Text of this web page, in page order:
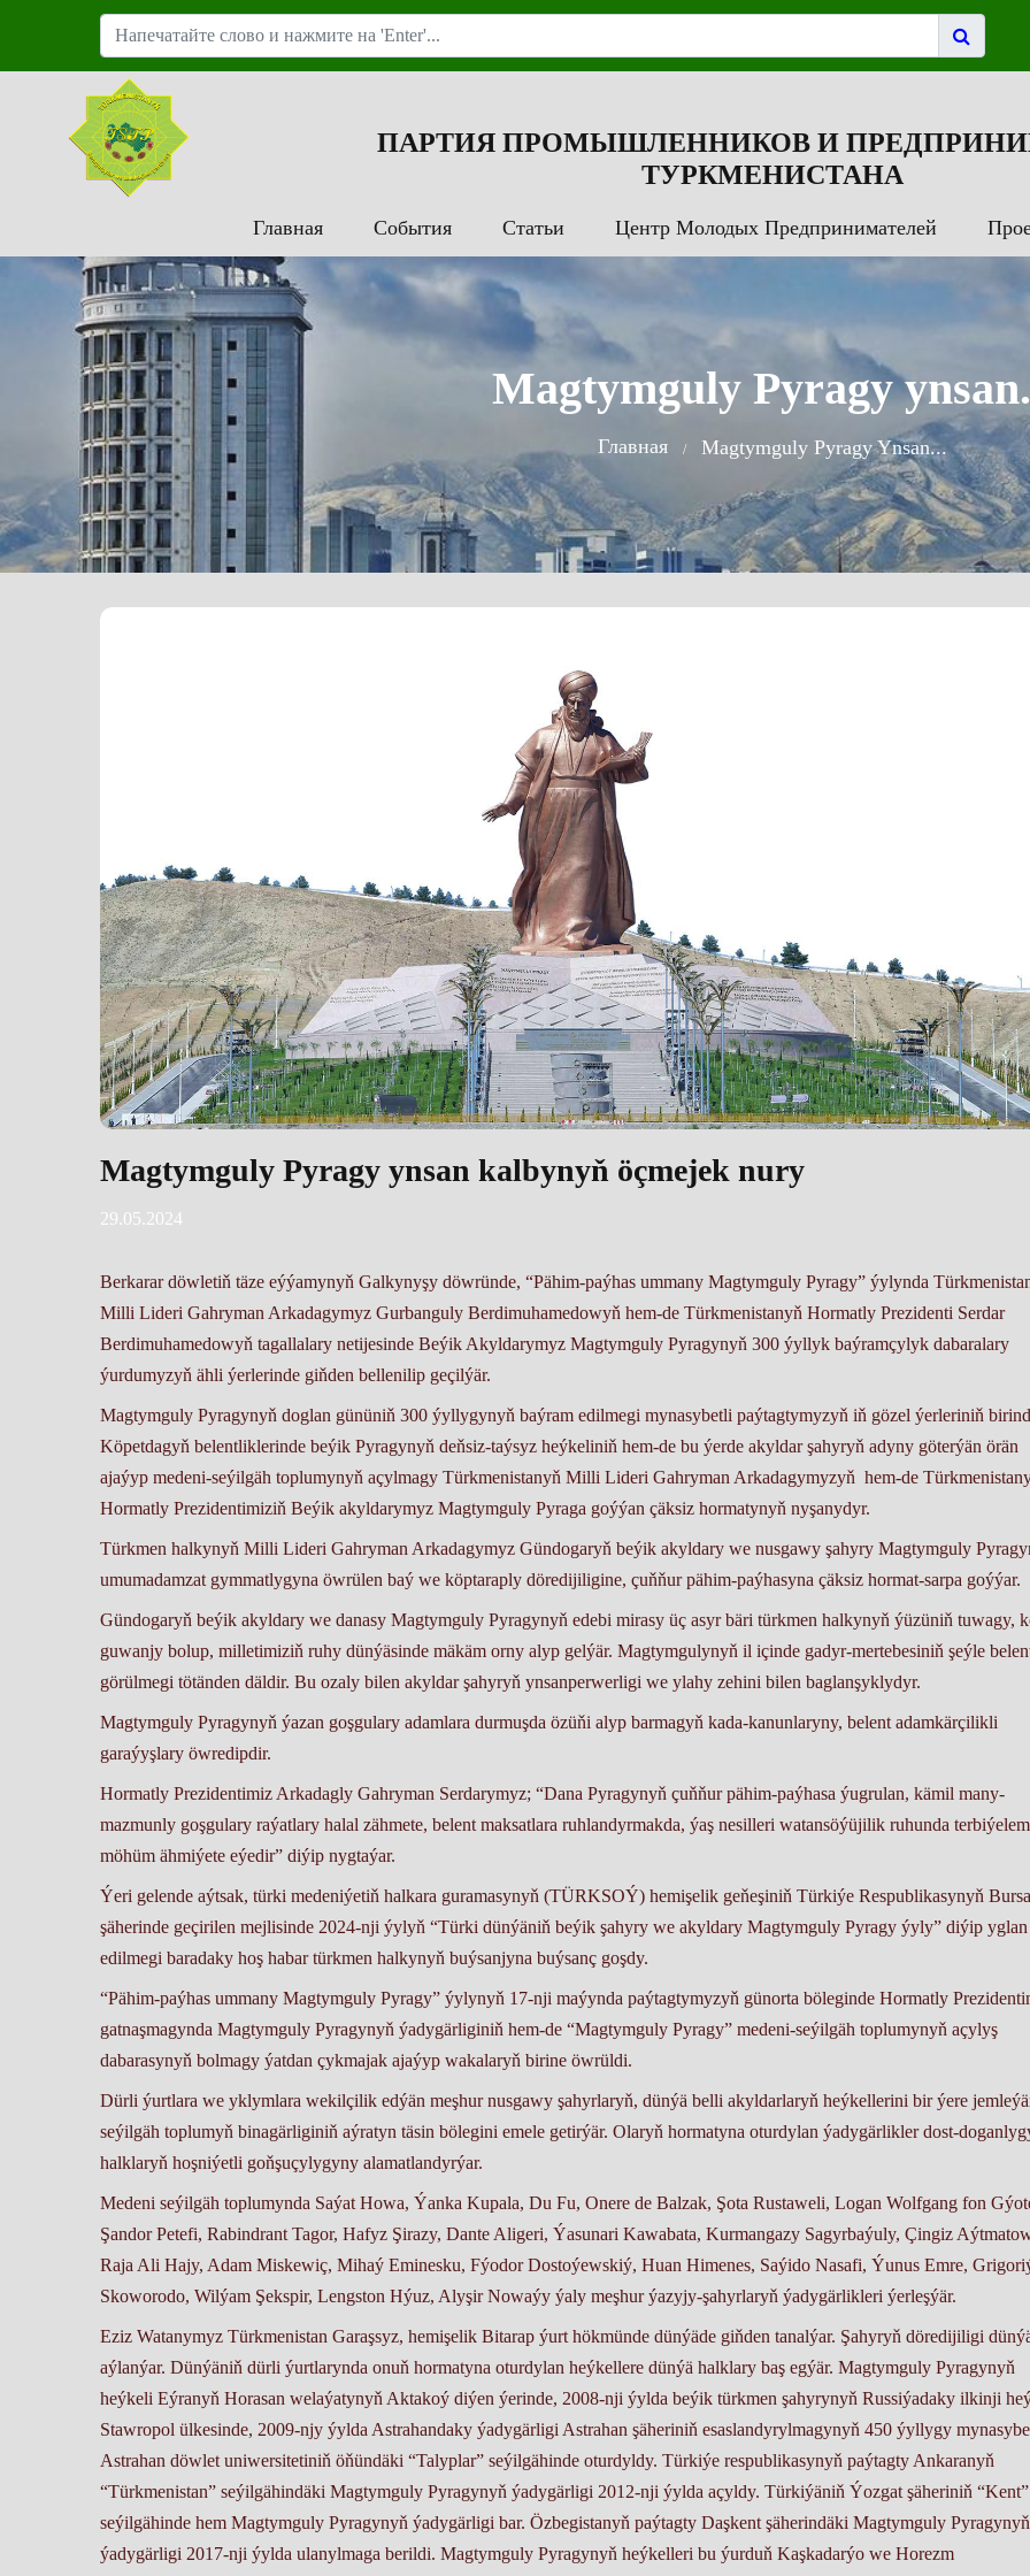
ПАРТИЯ ПРОМЫШЛЕННИКОВ И
ТУРКМЕНИСТАНА
Главная События Статьи Центр Молодых Предпринимателей
Magtymguly Pyragy
Главная Magtymguly Pyragy Ynsan...
Magtymguly Pyragy ynsan kalbynyň öçmejek nury
29.05.2024
Berkarar döwletiň täze eýýamynyň Galkynyşy döwründe, “Pähim-paýhas ummany Magtymguly Pyragy” ýylynda
Milli Lideri Gahryman Arkadagymyz Gurbanguly Berdimuhamedowyň hem-de Türkmenistanyň Hormatly Prezidenti Serdar
Berdimuhamedowyň tagallalary netijesinde Beýik Akyldarymyz Magtymguly Pyragynyň 300 ýyllyk baýramçylyk dabaralary
ýurdumyzyň ähli ýerlerinde giňden bellenilip geçilýär.
Magtymguly Pyragynyň doglan gününiň 300 ýyllygynyň baýram edilmegi mynasybetli paýtagtymyzyň iň gözel ýerleriniň
Köpetdagyň belentliklerinde beýik Pyragynyň deňsiz-taýsyz heýkeliniň hem-de bu ýerde akyldar şahyryň adyny göterýän örän
ajaýyp medeni-seýilgäh toplumynyň açylmagy Türkmenistanyň Milli Lideri Gahryman Arkadagymyzyň hem-de
Hormatly Prezidentimiziň Beýik akyldarymyz Magtymguly Pyraga goýýan çäksiz hormatynyň nyşanydyr.
Türkmen halkynyň Milli Lideri Gahryman Arkadagymyz Gündogaryň beýik akyldary we nusgawy şahyry Magtymguly
umumadamzat gymmatlygyna öwrülen baý we köptaraply döredijiligine, çuňňur pähim-paýhasyna çäksiz hormat-sarpa goýýar.
Gündogaryň beýik akyldary we danasy Magtymguly Pyragynyň edebi mirasy üç asyr bäri türkmen halkynyň ýüzüniň tuwagy,
guwanjy bolup, milletimiziň ruhy dünýäsinde mäkäm orny alyp gelýär. Magtymgulynyň il içinde gadyr-mertebesiniň şeýle
görülmegi tötänden däldir. Bu ozaly bilen akyldar şahyryň ynsanperwerligi we ylahy zehini bilen baglanşyklydyr.
Magtymguly Pyragynyň ýazan goşgulary adamlara durmuşda özüňi alyp barmagyň kada-kanunlaryny, belent adamkärçilikli
garaýyşlary öwredipdir.
Hormatly Prezidentimiz Arkadagly Gahryman Serdarymyz; “Dana Pyragynyň çuňňur pähim-paýhasa ýugrulan, kämil many-
mazmunly goşgulary raýatlary halal zähmete, belent maksatlara ruhlandyrmakda, ýaş nesilleri watansöýüjilik ruhunda
möhüm ähmiýete eýedir” diýip nygtaýar.
Ýeri gelende aýtsak, türki medeniýetiň halkara guramasynyň (TÜRKSOÝ) hemişelik geňeşiniň Türkiýe Respublikasynyň Bursa
şäherinde geçirilen mejlisinde 2024-nji ýylyň “Türki dünýäniň beýik şahyry we akyldary Magtymguly Pyragy ýyly” diýip yglan
edilmegi baradaky hoş habar türkmen halkynyň buýsanjyna buýsanç goşdy.
“Pähim-paýhas ummany Magtymguly Pyragy” ýylynyň 17-nji maýynda paýtagtymyzyň günorta böleginde Hormatly
gatnaşmagynda Magtymguly Pyragynyň ýadygärliginiň hem-de “Magtymguly Pyragy” medeni-seýilgäh toplumynyň açylyş
dabarasynyň bolmagy ýatdan çykmajak ajaýyp wakalaryň birine öwrüldi.
Dürli ýurtlara we yklymlara wekilçilik edýän meşhur nusgawy şahyrlaryň, dünýä belli akyldarlaryň heýkellerini bir ýere
seýilgäh toplumyň binagärliginiň aýratyn täsin bölegini emele getirýär. Olaryň hormatyna oturdylan ýadygärlikler dost-
halklaryň hoşniýetli goňşuçylygyny alamatlandyrýar.
Medeni seýilgäh toplumynda Saýat Howa, Ýanka Kupala, Du Fu, Onere de Balzak, Şota Rustaweli, Logan Wolfgang fon
Şandor Petefi, Rabindrant Tagor, Hafyz Şirazy, Dante Aligeri, Ýasunari Kawabata, Kurmangazy Sagyrbaýuly, Çingiz
Raja Ali Hajy, Adam Miskewiç, Mihaý Eminesku, Fýodor Dostoýewskiý, Huan Himenes, Saýido Nasafi, Ýunus Emre,
Skoworodo, Wilýam Şekspir, Lengston Hýuz, Alyşir Nowaýy ýaly meşhur ýazyjy-şahyrlaryň ýadygärlikleri ýerleşýär.
Eziz Watanymyz Türkmenistan Garaşsyz, hemişelik Bitarap ýurt hökmünde dünýäde giňden tanalýar. Şahyryň döredijiligi
aýlanýar. Dünýäniň dürli ýurtlarynda onuň hormatyna oturdylan heýkellere dünýä halklary baş egýär. Magtymguly Pyragynyň
heýkeli Eýranyň Horasan welaýatynyň Aktakoý diýen ýerinde, 2008-nji ýylda beýik türkmen şahyrynyň Russiýadaky ilkinji
Stawropol ülkesinde, 2009-njy ýylda Astrahandaky ýadygärligi Astrahan şäheriniň esaslandyrylmagynyň 450 ýyllygy
Astrahan döwlet uniwersitetiniň öňündäki “Talyplar” seýilgähinde oturdyldy. Türkiýe respublikasynyň paýtagty Ankaranyň
“Türkmenistan” seýilgähindäki Magtymguly Pyragynyň ýadygärligi 2012-nji ýylda açyldy. Türkiýäniň Ýozgat şäheriniň “Kent”
seýilgähinde hem Magtymguly Pyragynyň ýadygärligi bar. Özbegistanyň paýtagty Daşkent şäherindäki Magtymguly Pyragynyň
ýadygärligi 2017-nji ýylda ulanylmaga berildi. Magtymguly Pyragynyň heýkelleri bu ýurduň Kaşkadarýo we Horezm